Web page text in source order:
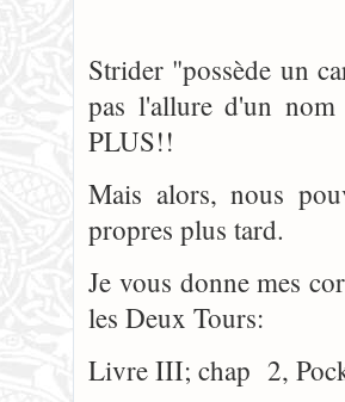
Strider "possède un
pas l'allure d'un
PLUS!!
Mais alors, nous
propres plus tard.
Je vous donne mes
les Deux Tours:
Livre III; chap 2,